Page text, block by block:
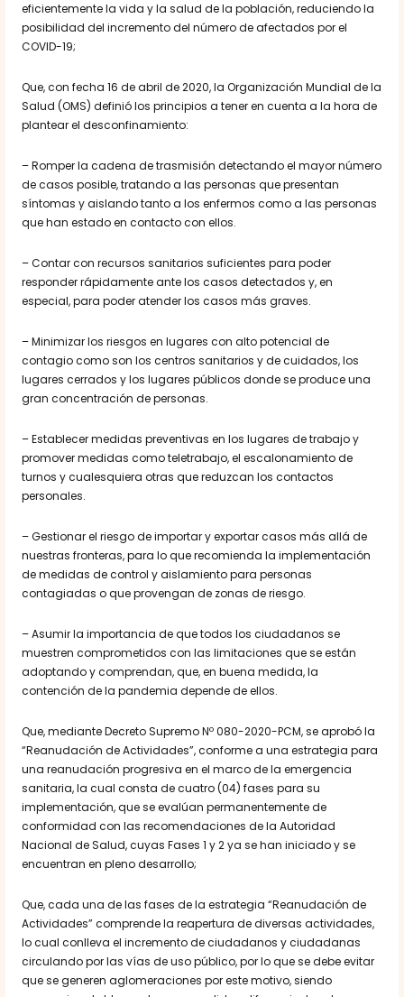
eficientemente la vida y la salud de la población, reduciendo la
posibilidad del incremento del número de afectados por el
COVID-19;
Que, con fecha 16 de abril de 2020, la Organización Mundial de la
Salud (OMS) definió los principios a tener en cuenta a la hora de
plantear el desconfinamiento:
– Romper la cadena de trasmisión detectando el mayor número
de casos posible, tratando a las personas que presentan
síntomas y aislando tanto a los enfermos como a las personas
que han estado en contacto con ellos.
– Contar con recursos sanitarios suficientes para poder
responder rápidamente ante los casos detectados y, en
especial, para poder atender los casos más graves.
– Minimizar los riesgos en lugares con alto potencial de
contagio como son los centros sanitarios y de cuidados, los
lugares cerrados y los lugares públicos donde se produce una
gran concentración de personas.
– Establecer medidas preventivas en los lugares de trabajo y
promover medidas como teletrabajo, el escalonamiento de
turnos y cualesquiera otras que reduzcan los contactos
personales.
– Gestionar el riesgo de importar y exportar casos más allá de
nuestras fronteras, para lo que recomienda la implementación
de medidas de control y aislamiento para personas
contagiadas o que provengan de zonas de riesgo.
– Asumir la importancia de que todos los ciudadanos se
muestren comprometidos con las limitaciones que se están
adoptando y comprendan, que, en buena medida, la
contención de la pandemia depende de ellos.
Que, mediante Decreto Supremo Nº 080-2020-PCM, se aprobó la
“Reanudación de Actividades”, conforme a una estrategia para
una reanudación progresiva en el marco de la emergencia
sanitaria, la cual consta de cuatro (04) fases para su
implementación, que se evalúan permanentemente de
conformidad con las recomendaciones de la Autoridad
Nacional de Salud, cuyas Fases 1 y 2 ya se han iniciado y se
encuentran en pleno desarrollo;
Que, cada una de las fases de la estrategia “Reanudación de
Actividades” comprende la reapertura de diversas actividades,
lo cual conlleva el incremento de ciudadanos y ciudadanas
circulando por las vías de uso público, por lo que se debe evitar
que se generen aglomeraciones por este motivo, siendo